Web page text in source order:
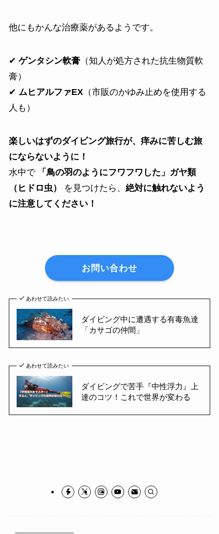
他にもかんな治療薬があるようです。
✔ ゲンタシン軟膏（知人が処方された抗生物質軟
膏）
✔ ムヒアルファEX（市販のかゆみ止めを使用する
人も）
楽しいはずのダイビング旅行が、痒みに苦しむ旅
にならないように！
水中で
「鳥の羽のようにフワフワした」ガヤ類
（ヒドロ虫）
を見つけたら、 絶対に触れないよう
に注意してください！
お問い合わせ
あわせて読みたい
ダイビング中に遭遇する有毒魚達
「カサゴの仲間」
あわせて読みたい
ダイビングで苦手『中性浮力』上
達のコツ！これで世界が変わる